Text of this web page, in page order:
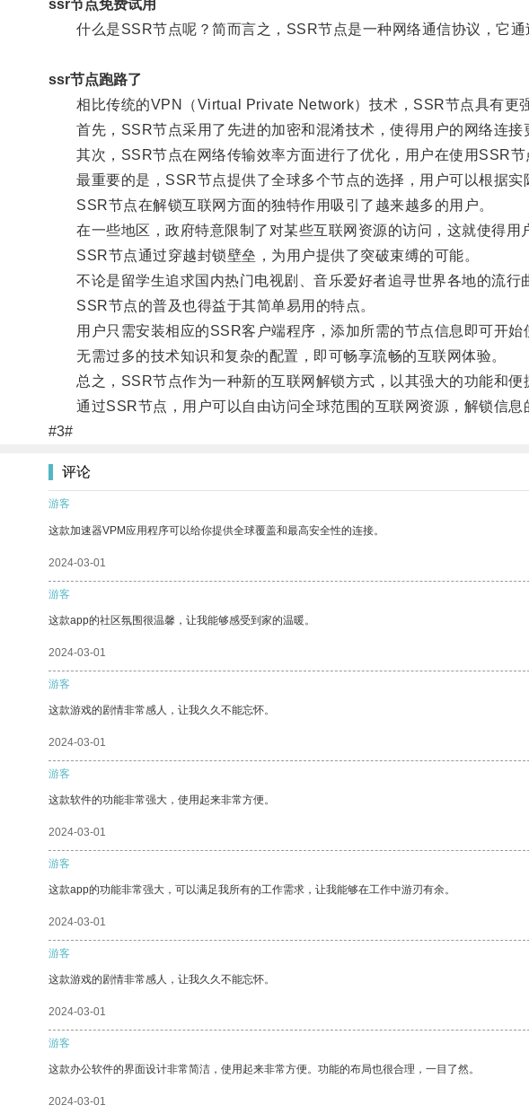
ssr节点免费试用
什么是SSR节点呢？简而言之，SSR节点是一种网络通信协议，它通
ssr节点跑路了
相比传统的VPN（Virtual Private Network）技术，SSR节点具有更强
首先，SSR节点采用了先进的加密和混淆技术，使得用户的网络连接
其次，SSR节点在网络传输效率方面进行了优化，用户在使用SSR节
最重要的是，SSR节点提供了全球多个节点的选择，用户可以根据实
SSR节点在解锁互联网方面的独特作用吸引了越来越多的用户。
在一些地区，政府特意限制了对某些互联网资源的访问，这就使得用
SSR节点通过穿越封锁壁垒，为用户提供了突破束缚的可能。
不论是留学生追求国内热门电视剧、音乐爱好者追寻世界各地的流行
SSR节点的普及也得益于其简单易用的特点。
用户只需安装相应的SSR客户端程序，添加所需的节点信息即可开始
无需过多的技术知识和复杂的配置，即可畅享流畅的互联网体验。
总之，SSR节点作为一种新的互联网解锁方式，以其强大的功能和便
通过SSR节点，用户可以自由访问全球范围的互联网资源，解锁信息
#3#
评论
游客
这款加速器VPM应用程序可以给你提供全球覆盖和最高安全性的连接。
2024-03-01
游客
这款app的社区氛围很温馨，让我能够感受到家的温暖。
2024-03-01
游客
这款游戏的剧情非常感人，让我久久不能忘怀。
2024-03-01
游客
这款软件的功能非常强大，使用起来非常方便。
2024-03-01
游客
这款app的功能非常强大，可以满足我所有的工作需求，让我能够在工作中游刃有余。
2024-03-01
游客
这款游戏的剧情非常感人，让我久久不能忘怀。
2024-03-01
游客
这款办公软件的界面设计非常简洁，使用起来非常方便。功能的布局也很合理，一目了然。
2024-03-01